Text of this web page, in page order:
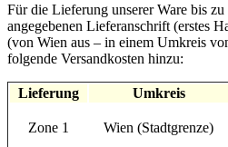
Für die Lieferung unserer Ware bis
angegebenen Lieferanschrift (erstes
(von Wien aus – in einem Umkreis
folgende Versandkosten hinzu:
Lieferung Umkreis
Zone 1 Wien (Stadtgrenze)